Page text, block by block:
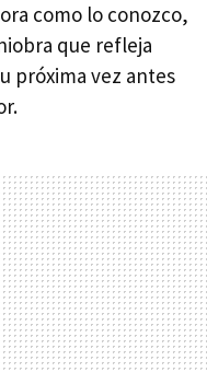
como lo conozco,
que refleja
próxima vez antes